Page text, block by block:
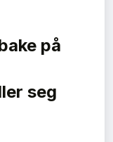
på
seg